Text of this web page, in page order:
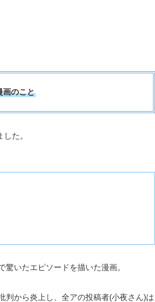
画のこと
た。
いたエピソードを描いた漫画。
判から炎上し、全アの投稿者(小夜さん)は